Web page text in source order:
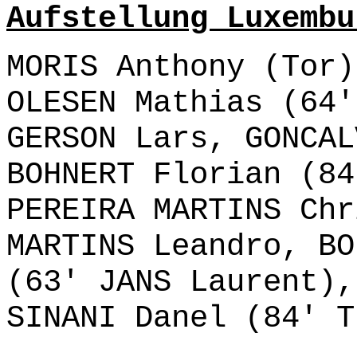
Aufstellung
MORIS Anthony
OLESEN Mathias
GERSON Lars,
BOHNERT Florian
PEREIRA MARTINS
MARTINS Leandro,
(63' JANS Laurent),
SINANI Danel (84'